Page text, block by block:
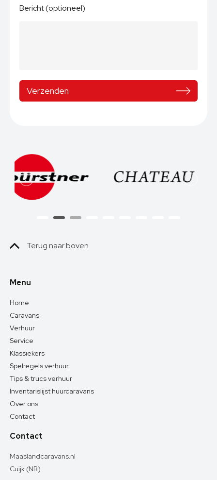
Bericht (optioneel)
Terug naar boven
Menu
Home
Caravans
Verhuur
Service
Klassiekers
Spelregels verhuur
Tips & trucs verhuur
Inventarislijst huurcaravans
Over ons
Contact
Contact
Maaslandcaravans.nl
Cuijk (NB)